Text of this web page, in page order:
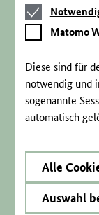
Notwendige
Cookies
Matomo
Webstatistik
Matomo
Diese sind für
notwendig und
sogenannte
automatisch
Alle
Auswahl